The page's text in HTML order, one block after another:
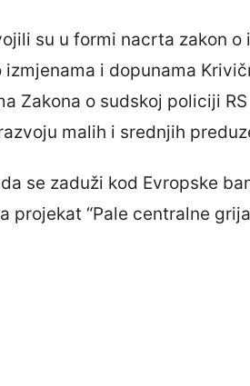
su u formi nacrta zakon o
i dopunama
Zakona o sudskoj policiji
malih i srednjih
se zaduži kod Evropske
projekat “Pale centralne